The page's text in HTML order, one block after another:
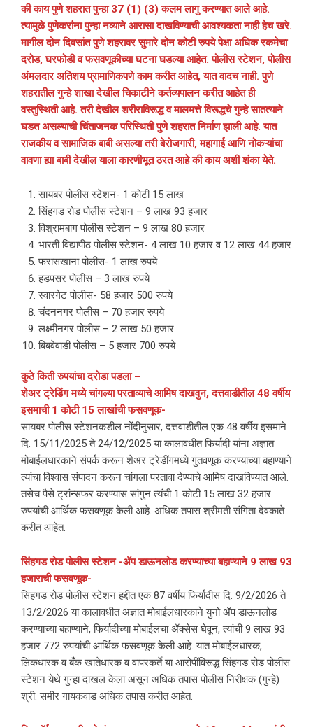
की काय पुणे शहरात पुन्हा 37 (1) (3) कलम लागु करण्यात आले आहे.
त्यामुळे पुणेकरांना पुन्हा नव्याने आरासा दाखविण्याची आवश्यकता नाही हेच खरे.
मागील दोन दिवसांत पुणे शहरावर सुमारे दोन कोटी रुपये पेक्षा अधिक रकमेचा
दरोड, घरफोडी व फसवणूकीच्या घटना घडल्या आहेत. पोलीस स्टेशन, पोलीस
अंमलदार अतिशय प्रामाणिकपणे काम करीत आहेत, यात वादच नाही. पुणे
शहरातील गुन्हे शाखा देखील चिकाटीने कर्तव्यपालन करीत आहेत ही
वस्तुस्थिती आहे. तरी देखील शरीराविरूद्ध व मालमत्ते विरूद्धचे गुन्हे सातत्याने
घडत असल्याची चिंताजनक परिस्थिती पुणे शहरात निर्माण झाली आहे. यात
राजकीय व सामाजिक बाबी असल्या तरी बेरोजगारी, महागाई आणि नोकऱ्यांचा
वावणा ह्या बाबी देखील याला कारणीभूत ठरत आहे की काय अशी शंका येते.
सायबर पोलीस स्टेशन- 1 कोटी 15 लाख
सिंहगड रोड पोलीस स्टेशन – 9 लाख 93 हजार
विश्रामबाग पोलीस स्टेशन – 9 लाख 80 हजार
भारती विद्यापीठ पोलीस स्टेशन- 4 लाख 10 हजार व 12 लाख 44 हजार
फरासखाना पोलीस- 1 लाख रुपये
हडपसर पोलीस – 3 लाख रुपये
स्वारगेट पोलीस- 58 हजार 500 रुपये
चंदननगर पोलीस – 70 हजार रुपये
लक्ष्मीनगर पोलीस – 2 लाख 50 हजार
बिबवेवाडी पोलीस – 5 हजार 700 रुपये
कुठे किती रुपयांचा दरोडा पडला –
शेअर ट्रेडिंग मध्ये चांगल्या परताव्याचे आमिष दाखवुन, दत्तवाडीतील 48 वर्षीय
इसमाची 1 कोटी 15 लाखांची फसवणूक-
सायबर पोलीस स्टेशनकडील नोंदीनुसार, दत्तवाडीतील एक 48 वर्षीय इसमाने
दि. 15/11/2025 ते 24/12/2025 या कालावधीत फिर्यादी यांना अज्ञात
मोबाईलधारकाने संपर्क करून शेअर ट्रेडींगमध्ये गुंतवणूक करण्याच्या बहाण्याने
त्यांचा विश्वास संपादन करून चांगला परतावा देण्याचे आमिष दाखविण्यात आले.
तसेच पैसे ट्रांन्सफर करण्यास सांगुन त्यंची 1 कोटी 15 लाख 32 हजार
रुपयांची आर्थिक फसवणूक केली आहे. अधिक तपास श्रीमती संगिता देवकाते
करीत आहेत.
सिंहगड रोड पोलीस स्टेशन -ॲप डाऊनलोड करण्याच्या बहाण्याने 9 लाख 93
हजाराची फसवणूक-
सिंहगड रोड पोलीस स्टेशन हद्दीत एक 87 वर्षीय फिर्यादीस दि. 9/2/2026 ते
13/2/2026 या कालावधीत अज्ञात मोबाईलधारकाने युनो ॲप डाऊनलोड
करण्याच्या बहाण्याने, फिर्यादीच्या मोबाईलचा ॲक्सेस घेवून, त्यांची 9 लाख 93
हजार 772 रुपयांची आर्थिक फसवणूक केली आहे. यात मोबाईलधारक,
लिंकधारक व बँक खातेधारक व वापरकर्ते या आरोपींविरूद्ध सिंहगड रोड पोलीस
स्टेशन येथे गुन्हा दाखल केला असून अधिक तपास पोलीस निरीक्षक (गुन्हे)
श्री. समीर गायकवाड अधिक तपास करीत आहेत.